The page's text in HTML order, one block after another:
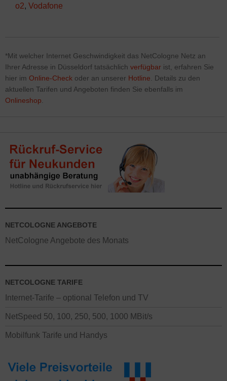
o2, Vodafone
*Mit welcher Internet Geschwindigkeit das NetCologne Netz an
Ihrer Adresse in Düsseldorf tatsächlich verfügbar ist, erfahren Sie
hier im Online-Check oder an unserer Hotline. Details zu den
aktuellen Tarifen und Angeboten finden Sie ebenfalls im
Onlineshop.
NETCOLOGNE ANGEBOTE
NetCologne Angebote des Monats
NETCOLOGNE TARIFE
Internet-Tarife – optional Telefon und TV
NetSpeed 50, 100, 250, 500, 1000 MBit/s
Mobilfunk Tarife und Handys